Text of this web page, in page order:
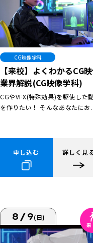
CG映像学科
【来校】よくわかるCG
業界解説(CG映像学科)
CGやVFX(特殊効果)を駆使した
を作りたい！ そんなあなたにお
申し込む 詳しく見
8/9(日)